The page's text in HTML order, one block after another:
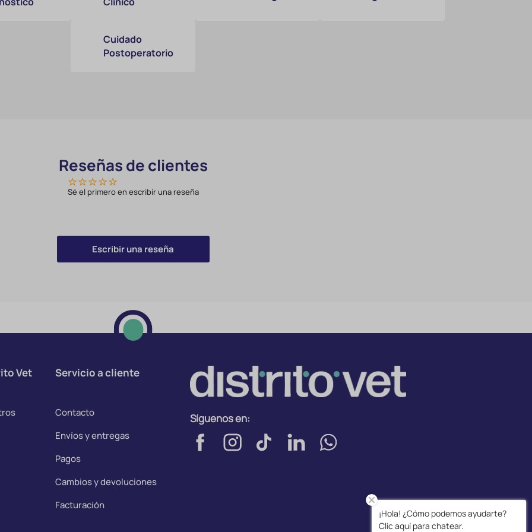
Cuidado
Postoperatorio
Reseñas de clientes
Sé el primero en escribir una reseña
Escribir una reseña
Vet Servicio a cliente
Contacto
Envíos y entregas
Pagos
Cambios y devoluciones
Facturación
Síguenos en:
¡Hola! ¿Cómo podemos ayudarte?
Clic aquí para chatear.